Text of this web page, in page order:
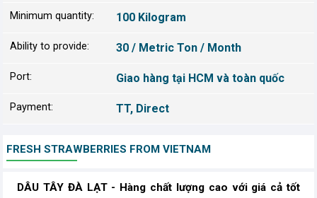
Minimum quantity: 100 Kilogram
Ability to provide: 30 / Metric Ton / Month
Port: Giao hàng tại HCM và toàn quốc
Payment: TT, Direct
FRESH STRAWBERRIES FROM VIETNAM
DÂU TÂY ĐÀ LẠT - Hàng chất lượng cao với giá cả tốt